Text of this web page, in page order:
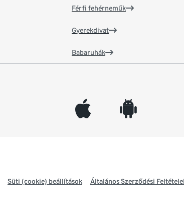
Férfi fehérneműk
Gyerekdivat
Babaruhák
appleinc android
Süti (cookie) beállítások Általános Szerződési